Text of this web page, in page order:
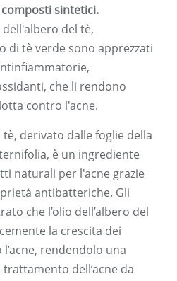
sintetici.
del tè,
di tè verde sono apprezzati
che li rendono
contro l'acne.
derivato dalle foglie della
è un ingrediente
naturali per l'acne grazie
antibatteriche. Gli
che l’olio dell’albero del
la crescita dei
rendendolo una
dell’acne da